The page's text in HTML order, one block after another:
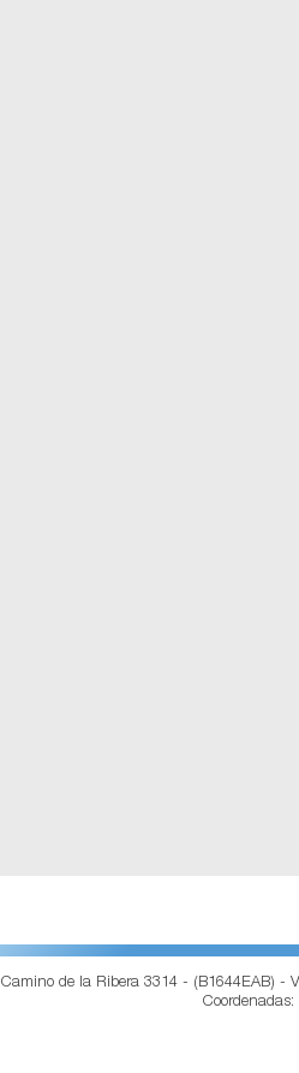
Camino de la Ribera 3314 - (B1644EAB) -
Coordenadas: